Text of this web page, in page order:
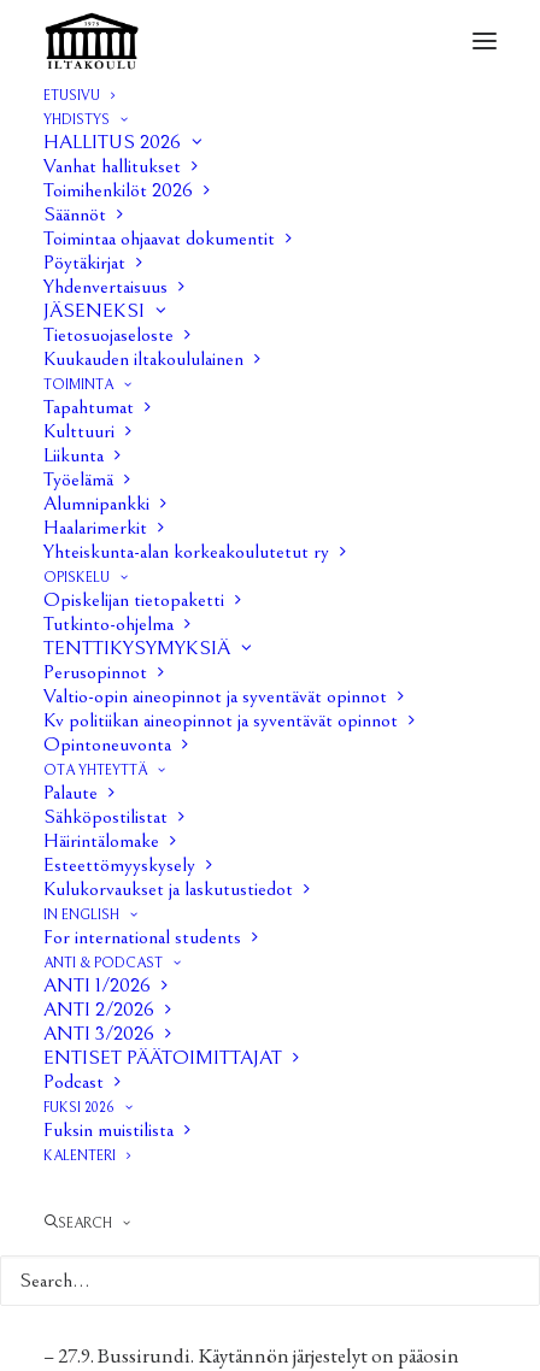
ETUSIVU
YHDISTYS
HALLITUS 2026
Vanhat hallitukset
Toimihenkilöt 2026
Säännöt
Toimintaa ohjaavat dokumentit
Pöytäkirjat
Yhdenvertaisuus
JÄSENEKSI
Tietosuojaseloste
Kuukauden iltakoululainen
TOIMINTA
Tapahtumat
Kulttuuri
Liikunta
Työelämä
Alumnipankki
Haalarimerkit
Yhteiskunta-alan korkeakoulutetut ry
OPISKELU
Opiskelijan tietopaketti
Tutkinto-ohjelma
TENTTIKYSYMYKSIÄ
Perusopinnot
Valtio-opin aineopinnot ja syventävät opinnot
Kv politiikan aineopinnot ja syventävät opinnot
Opintoneuvonta
OTA YHTEYTTÄ
Palaute
Sähköpostilistat
Häirintälomake
Esteettömyyskysely
Kulukorvaukset ja laskutustiedot
IN ENGLISH
For international students
ANTI & PODCAST
ANTI 1/2026
ANTI 2/2026
ANTI 3/2026
ENTISET PÄÄTOIMITTAJAT
Podcast
FUKSI 2026
Fuksin muistilista
KALENTERI
SEARCH
Hallituksen kokous 11/18
29 SYYSKUUN, 2018 | INKOKOUSTIIVISTELMÄT
Hallitus kokousti tiistaina 25.9. klo 16 alkaen Pinni A:n
Ylävitosessa. Kokouksessa käsiteltiin mm. seuraavia
asioita:
Menneet tapahtumat:
– 10.9. Pispala-kierros. Osallistujia oli 20. Kierros vei
osallistujat Pispalan kaupunginosaan ja päättyi
paikalliseen munkkikahvilaan. Tapahtuma oli
onnistunut pientä vesisadetta lukuunottamatta.
– 11.9. Challenge accepted ja Kekkosbileet. Challenge
acceptedissa joukkueiden tuli suorittaa haasteita
ympäri Tampereen keskustaa. Tapahtumaan osallistui
yhteensä 35 ihmistä. Tapahtuman jatkoina toimi
Kekkosbileet Aino Kattilakosken luona. Ohjelmassa
oli Iltakoulu-aiheinen tietovisa sekä legendaarisen
Kekkosen maistajaiset. Jatkoihin otti osaa noin 60
ihmistä.
– 13.9. Fuksisitsit. Tapahtuma järjestettiin Hatanpään
soutupaviljongilla klo 18.30 alkaen. Osallistujia oli 102.
Tapahtuma oli onnistunut.
– 20.9. Aloitusseminaari. Aiheena oli tasa-arvo ja
yhdenvertaisuus. Opiskelijoista alustajina oli
puhumassa Brigita Krasniqi ja Samuel Jokela ja
– 27.9. Bussirundi. Käytännön järjestelyt on pääosin